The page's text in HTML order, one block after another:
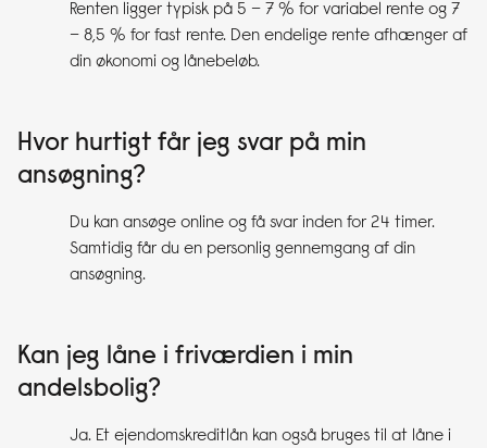
Renten ligger typisk på 5 – 7 % for variabel rente og 7
– 8,5 % for fast rente. Den endelige rente afhænger af
din økonomi og lånebeløb.
Hvor hurtigt får jeg svar på min
ansøgning?
Du kan ansøge online og få svar inden for 24 timer.
Samtidig får du en personlig gennemgang af din
ansøgning.
Kan jeg låne i friværdien i min
andelsbolig?
Ja. Et ejendomskreditlån kan også bruges til at låne i